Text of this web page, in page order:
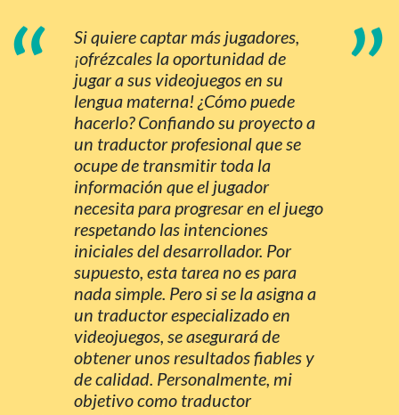
“
Si quiere captar más jugadores,
¡ofrézcales la oportunidad de
jugar a sus videojuegos en su
lengua materna! ¿Cómo puede
hacerlo? Confiando su proyecto a
un traductor profesional que se
ocupe de transmitir toda la
información que el jugador
necesita para progresar en el juego
respetando las intenciones
iniciales del desarrollador. Por
supuesto, esta tarea no es para
nada simple. Pero si se la asigna a
un traductor especializado en
videojuegos, se asegurará de
obtener unos resultados fiables y
de calidad. Personalmente, mi
objetivo como traductor
”